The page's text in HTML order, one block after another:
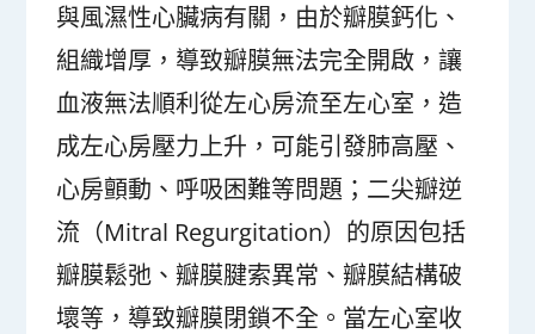
與風濕性心臟病有關，由於瓣膜鈣化、
組織增厚，導致瓣膜無法完全開啟，讓
血液無法順利從左心房流至左心室，造
成左心房壓力上升，可能引發肺高壓、
心房顫動、呼吸困難等問題；二尖瓣逆
流（Mitral Regurgitation）的原因包括
瓣膜鬆弛、瓣膜腱索異常、瓣膜結構破
壞等，導致瓣膜閉鎖不全。當左心室收